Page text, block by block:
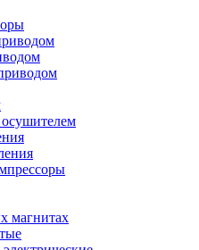
магнитах